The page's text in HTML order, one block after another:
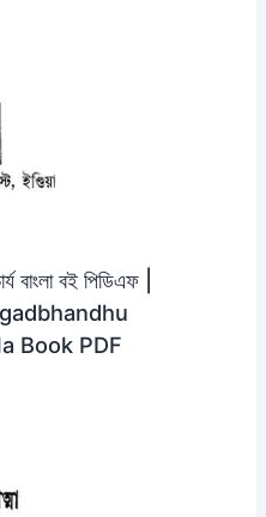
বাংলা বই পিডিএফ |
Book PDF